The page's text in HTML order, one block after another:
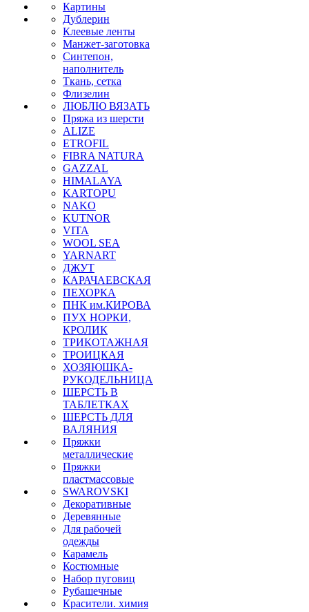
Картины
Дублерин
Клеевые ленты
Манжет-заготовка
Синтепон,
наполнитель
Ткань, сетка
Флизелин
ЛЮБЛЮ ВЯЗАТЬ
Пряжа из шерсти
ALIZE
ETROFIL
FIBRA NATURA
GAZZAL
HIMALAYA
KARTOPU
NAKO
KUTNOR
VITA
WOOL SEA
YARNART
ДЖУТ
КАРАЧАЕВСКАЯ
ПЕХОРКА
ПНК им.КИРОВА
ПУХ НОРКИ,
КРОЛИК
ТРИКОТАЖНАЯ
ТРОИЦКАЯ
ХОЗЯЮШКА-
РУКОДЕЛЬНИЦА
ШЕРСТЬ В
ТАБЛЕТКАХ
ШЕРСТЬ ДЛЯ
ВАЛЯНИЯ
Пряжки
металлические
Пряжки
пластмассовые
SWAROVSKI
Декоративные
Деревянные
Для рабочей
одежды
Карамель
Костюмные
Набор пуговиц
Рубашечные
Красители. химия